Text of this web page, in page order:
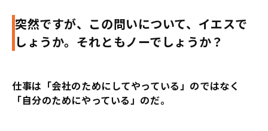
突然ですが、この問いについて、イエスで
しょうか。それともノーでしょうか？
仕事は「会社のためにしてやっている」のではなく
「自分のためにやっている」のだ。